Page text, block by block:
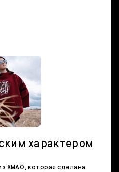
характером
ХМАО, которая сделана